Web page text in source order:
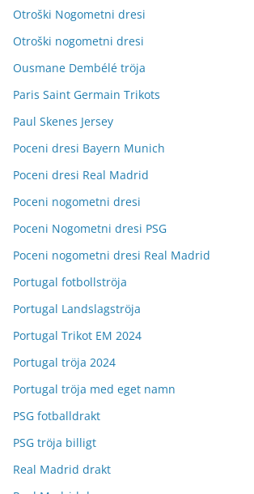
Otroški Nogometni dresi
Otroški nogometni dresi
Ousmane Dembélé tröja
Paris Saint Germain Trikots
Paul Skenes Jersey
Poceni dresi Bayern Munich
Poceni dresi Real Madrid
Poceni nogometni dresi
Poceni Nogometni dresi PSG
Poceni nogometni dresi Real Madrid
Portugal fotbollströja
Portugal Landslagströja
Portugal Trikot EM 2024
Portugal tröja 2024
Portugal tröja med eget namn
PSG fotballdrakt
PSG tröja billigt
Real Madrid drakt